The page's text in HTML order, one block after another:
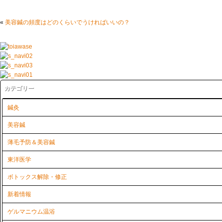
« 美容鍼の頻度はどのくらいでうければいいの？
カテゴリー
鍼灸
美容鍼
薄毛予防＆美容鍼
東洋医学
ボトックス解除・修正
新着情報
ゲルマニウム温浴